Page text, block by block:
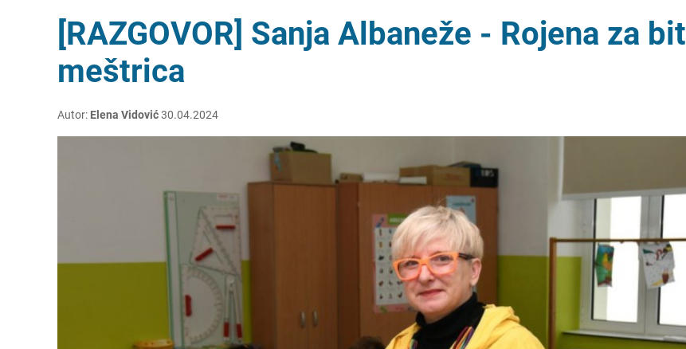
[RAZGOVOR] Sanja Albaneže - Rojena za bit
meštrica
Autor: Elena Vidović30.04.2024